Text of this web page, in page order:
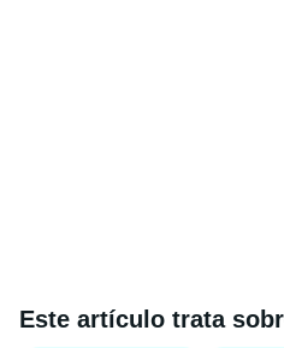
Este artículo trata